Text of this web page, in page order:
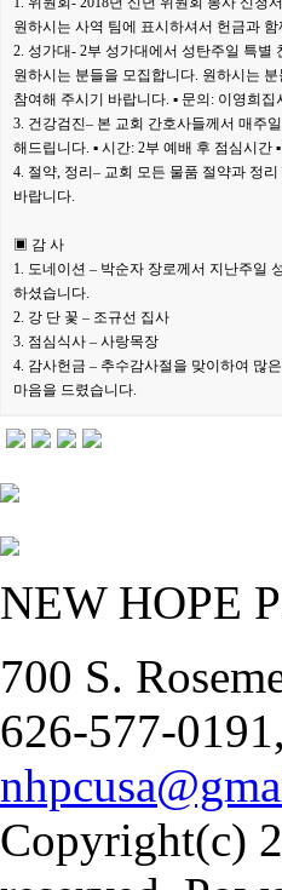
원하시는 사역 팀에 표시하셔서 헌금과
2. 성가대- 2부 성가대에서 성탄주일 특별
원하시는 분들을 모집합니다. 원하시는
참여해 주시기 바랍니다. ▪ 문의: 이영희집
3. 건강검진– 본 교회 간호사들께서 매주
해드립니다. ▪ 시간: 2부 예배 후 점심시간
4. 절약, 정리– 교회 모든 물품 절약과 정
바랍니다.
▣ 감 사
1. 도네이션 – 박순자 장로께서 지난주일
하셨습니다.
2. 강 단 꽃 – 조규선 집사
3. 점심식사 – 사랑목장
4. 감사헌금 – 추수감사절을 맞이하여 많
마음을 드렸습니다.
NEW HOPE
700 S.
626-577-
Copyright(c)